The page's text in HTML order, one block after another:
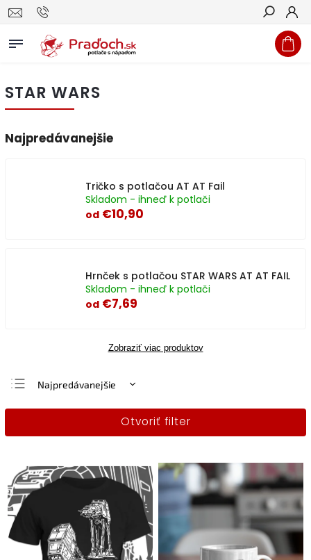
Hľadať
STAR WARS
Najpredávanejšie
Tričko s potlačou AT AT Fail
Skladom - ihneď k potlači
od €10,90
Hrnček s potlačou STAR WARS AT AT FAIL
Skladom - ihneď k potlači
od €7,69
Zobraziť viac produktov
Najpredávanejšie
Najlacnejšie
Otvoriť filter